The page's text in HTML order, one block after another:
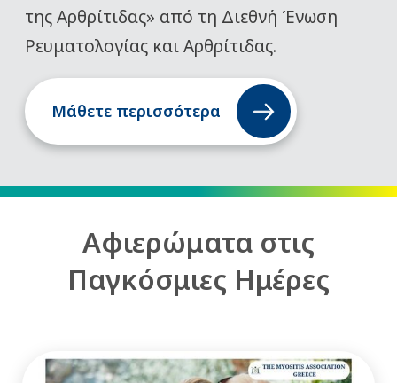
της Αρθρίτιδας» από τη Διεθνή Ένωση
Ρευματολογίας και Αρθρίτιδας.
Μάθετε περισσότερα
Αφιερώματα στις
Παγκόσμιες Ημέρες